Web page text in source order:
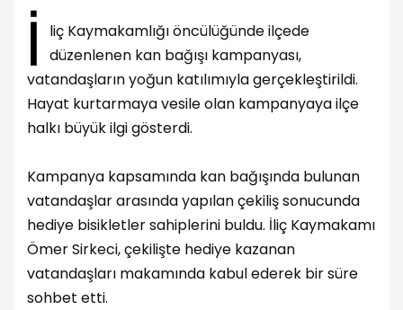
İ
liç Kaymakamlığı öncülüğünde ilçede
düzenlenen kan bağışı kampanyası,
vatandaşların yoğun katılımıyla gerçekleştirildi.
Hayat kurtarmaya vesile olan kampanyaya ilçe
halkı büyük ilgi gösterdi.
Kampanya kapsamında kan bağışında bulunan
vatandaşlar arasında yapılan çekiliş sonucunda
hediye bisikletler sahiplerini buldu. İliç Kaymakamı
Ömer Sirkeci, çekilişte hediye kazanan
vatandaşları makamında kabul ederek bir süre
sohbet etti.